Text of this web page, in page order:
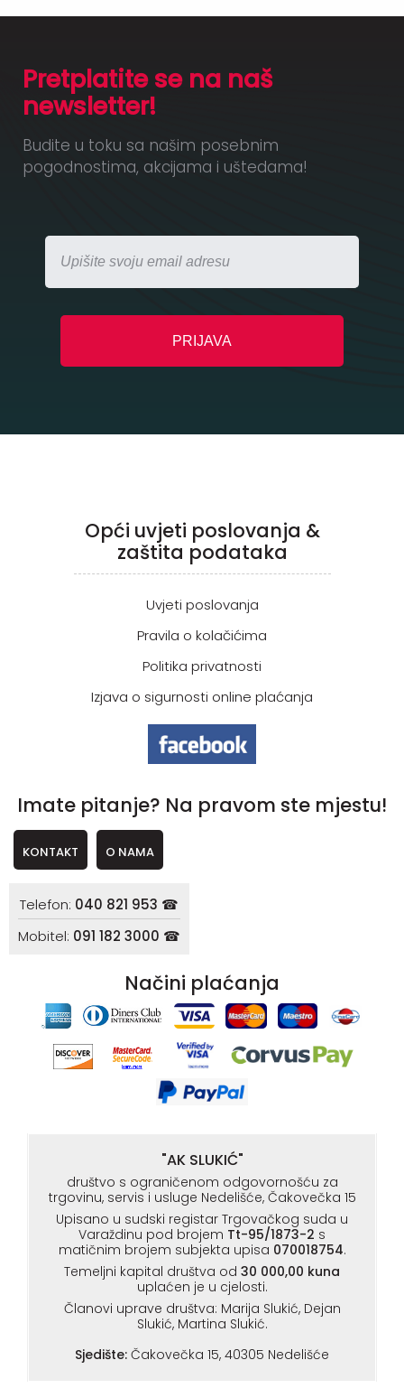
Pretplatite se na naš
newsletter!
Budite u toku sa našim posebnim
pogodnostima, akcijama i uštedama!
Opći uvjeti poslovanja &
zaštita podataka
Uvjeti poslovanja
Pravila o kolačićima
Politika privatnosti
Izjava o sigurnosti online plaćanja
Imate pitanje? Na pravom ste mjestu!
KONTAKT O NAMA
Telefon: 040 821 953 ☎
Mobitel: 091 182 3000 ☎
Načini plaćanja
"AK SLUKIĆ"
društvo s ograničenom odgovornošću za
trgovinu, servis i usluge Nedelišće, Čakovečka 15
Upisano u sudski registar Trgovačkog suda u
Varaždinu pod brojem Tt-95/1873-2 s
matičnim brojem subjekta upisa 070018754.
Temeljni kapital društva od 30 000,00 kuna
uplaćen je u cjelosti.
Članovi uprave društva: Marija Slukić, Dejan
Slukić, Martina Slukić.
Sjedište: Čakovečka 15, 40305 Nedelišće